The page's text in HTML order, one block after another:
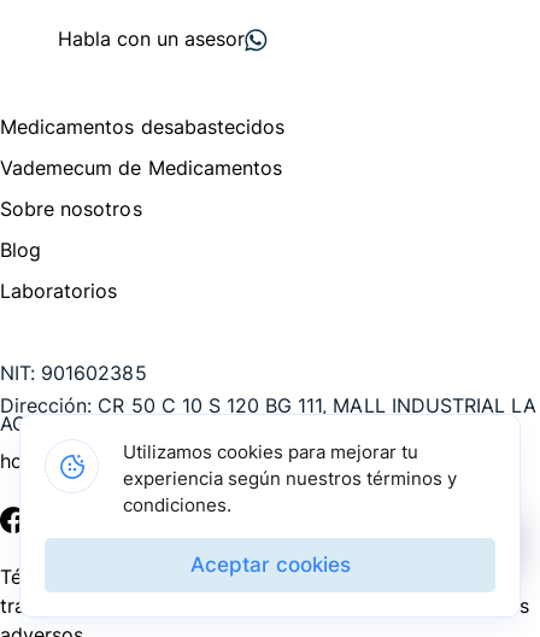
Habla con un asesor
Medicamentos desabastecidos
Vademecum de Medicamentos
Sobre nosotros
Blog
Laboratorios
NIT: 901602385
Dirección: CR 50 C 10 S 120 BG 111, MALL INDUSTRIAL LA
AGUACATALA, Medellín - Antioquia, COL
hola@pharmarket.co
2026
Términos y condicionesPolítica de privacidad
tratamiento de datos personales
Reporte de eventos
Utilizamos cookies para mejorar tu
experiencia según nuestros términos y
condiciones.
Aceptar cookies